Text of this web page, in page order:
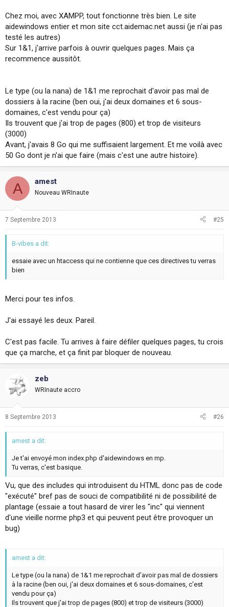
Chez moi, avec XAMPP, tout fonctionne très bien. Le site
aidewindows entier et mon site cct.aidemac.net aussi (je n'ai pas
testé les autres)
Sur 1&1, j'arrive parfois à ouvrir quelques pages. Mais ça
recommence aussitôt.
Le type (ou la nana) de 1&1 me reprochait d'avoir pas mal de
dossiers à la racine (ben oui, j'ai deux domaines et 6 sous-
domaines, c'est vendu pour ça)
Ils trouvent que j'ai trop de pages (800) et trop de visiteurs
(3000)
Avant, j'avais 8 Go qui me suffisaient largement. Et me voilà avec
50 Go dont je n'ai que faire (mais c'est une autre histoire).
A amest
Nouveau WRInaute
7 Septembre 2013 #25
B-vibes a dit:
essaie avec un htaccess qui ne contienne que ces directives tu verras
bien
Merci pour tes infos.
J'ai essayé les deux. Pareil.
C'est pas facile. Tu arrives à faire défiler quelques pages, tu crois
que ça marche, et ça finit par bloquer de nouveau.
zeb
WRInaute accro
8 Septembre 2013 #26
amest a dit:
Je t'ai envoyé mon index.php d'aidewindows en mp.
Tu verras, c'est basique.
Vu, que des includes qui introduisent du HTML donc pas de code
"exécuté" bref pas de souci de compatibilité ni de possibilité de
plantage (essaie a tout hasard de virer les "inc" qui viennent
d'une vieille norme php3 et qui peuvent peut être provoquer un
bug)
amest a dit:
Le type (ou la nana) de 1&1 me reprochait d'avoir pas mal de dossiers
à la racine (ben oui, j'ai deux domaines et 6 sous-domaines, c'est
vendu pour ça)
Ils trouvent que j'ai trop de pages (800) et trop de visiteurs (3000)